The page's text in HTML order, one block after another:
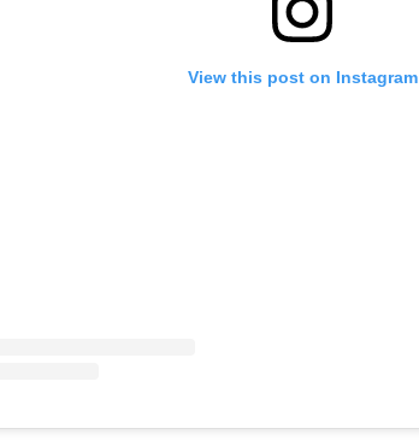
View this post on Instagram